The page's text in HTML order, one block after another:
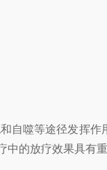
噬等途径发挥作
的放疗效果具有重